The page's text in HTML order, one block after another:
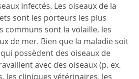
infectés. Les oiseaux de la
sont les porteurs les plus
communs sont la volaille, les
de mer. Bien que la maladie soit
possèdent des oiseaux de
avec des oiseaux (p. ex.
les cliniques vétérinaires, les